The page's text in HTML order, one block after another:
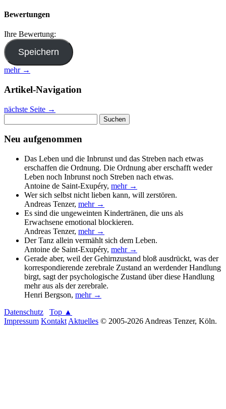
Bewertungen
Ihre Bewertung:
mehr →
Artikel-Navigation
nächste Seite →
nach:
Neu aufgenommen
Das Leben und die Inbrunst und das Streben nach etwas
erschaffen die Ordnung. Die Ordnung aber erschafft weder
Leben noch Inbrunst noch Streben nach etwas.
Antoine de Saint-Exupéry, mehr →
Wer sich selbst nicht lieben kann, will zerstören.
Andreas Tenzer, mehr →
Es sind die ungeweinten Kindertränen, die uns als
Erwachsene emotional blockieren.
Andreas Tenzer, mehr →
Der Tanz allein vermählt sich dem Leben.
Antoine de Saint-Exupéry, mehr →
Gerade aber, weil der Gehirnzustand bloß ausdrückt, was der
korrespondierende zerebrale Zustand an werdender Handlung
birgt, sagt der psychologische Zustand über diese Handlung
mehr aus als der zerebrale.
Henri Bergson, mehr →
Datenschutz
Top ▲
Impressum Kontakt Aktuelles © 2005-2026 Andreas Tenzer, Köln.